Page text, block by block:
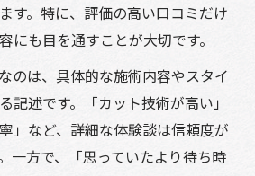
す。特に、評価の高い口コミだけ
にも目を通すことが大切です。
のは、具体的な施術内容やスタイ
記述です。「カット技術が高い」
」など、詳細な体験談は信頼度が
一方で、「思っていたより待ち時